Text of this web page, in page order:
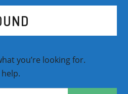
you’re looking for.